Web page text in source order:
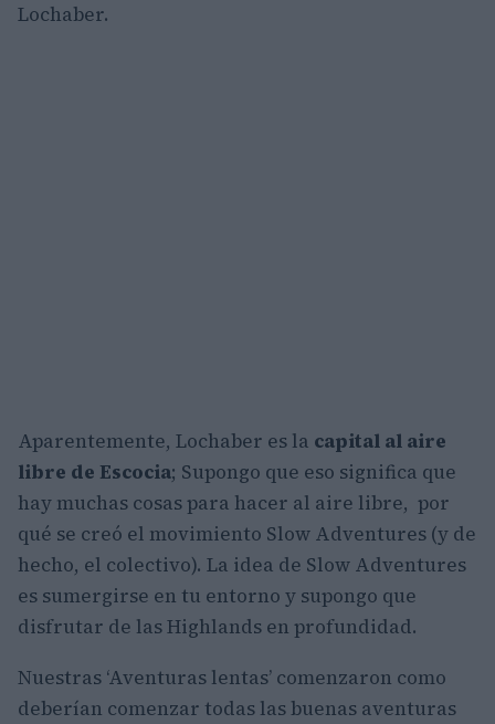
Lochaber.
Aparentemente, Lochaber es la capital al aire
libre de Escocia; Supongo que eso significa que
hay muchas cosas para hacer al aire libre, por
qué se creó el movimiento Slow Adventures (y de
hecho, el colectivo). La idea de Slow Adventures
es sumergirse en tu entorno y supongo que
disfrutar de las Highlands en profundidad.
Nuestras ‘Aventuras lentas’ comenzaron como
deberían comenzar todas las buenas aventuras